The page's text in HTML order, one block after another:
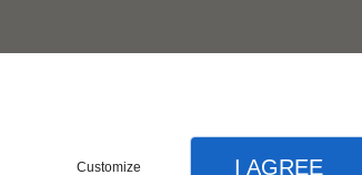
Customize I AGREE